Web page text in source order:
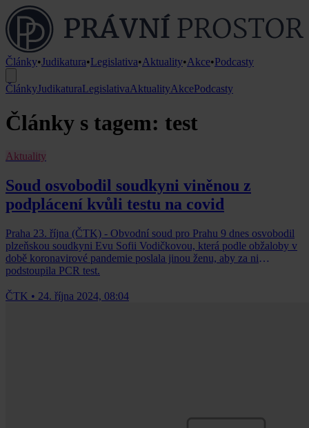
Články•Judikatura•Legislativa•Aktuality•Akce•Podcasty
ČlánkyJudikaturaLegislativaAktualityAkcePodcasty
Články s tagem: test
Aktuality
Soud osvobodil soudkyni viněnou z
podplácení kvůli testu na covid
Praha 23. října (ČTK) - Obvodní soud pro Prahu 9 dnes osvobodil
plzeňskou soudkyni Evu Sofii Vodičkovou, která podle obžaloby v
době koronavirové pandemie poslala jinou ženu, aby za ni
podstoupila PCR test.
ČTK • 24. října 2024, 08:04